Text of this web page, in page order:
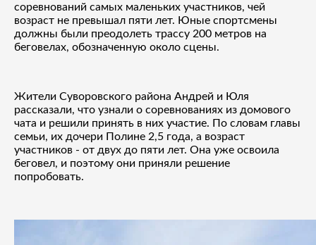
соревнований самых маленьких участников, чей
возраст не превышал пяти лет. Юные спортсмены
должны были преодолеть трассу 200 метров на
беговелах, обозначенную около сцены.
Жители Суворовского района Андрей и Юля
рассказали, что узнали о соревнованиях из домового
чата и решили принять в них участие. По словам главы
семьи, их дочери Полине 2,5 года, а возраст
участников - от двух до пяти лет. Она уже освоила
беговел, и поэтому они приняли решение
попробовать.